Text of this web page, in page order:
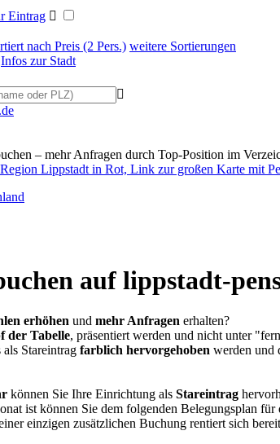
Eintrag 
nach Preis (2 Pers.) weitere Sortierungen
Infos zur Stadt

– mehr Anfragen durch Top-Position im
auf lippstadt-
erhöhen und mehr Anfragen erhalten?
der Tabelle, präsentiert werden und nicht unter
Stareintrag farblich hervorgehoben werden und
können Sie Ihre Einrichtung als Stareintrag
ist können Sie dem folgenden Belegungsplan für
einzigen zusätzlichen Buchung rentiert sich